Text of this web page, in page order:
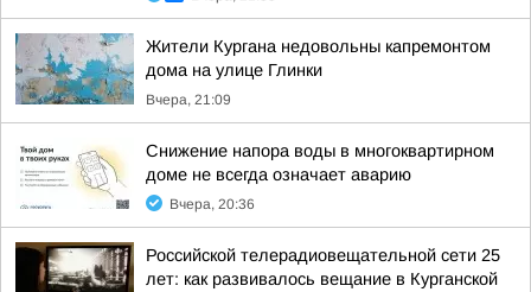
Жители Кургана недовольны капремонтом
дома на улице Глинки
Вчера, 21:09
Снижение напора воды в многоквартирном
доме не всегда означает аварию
Вчера, 20:36
Российской телерадиовещательной сети 25
лет: как развивалось вещание в Курганской